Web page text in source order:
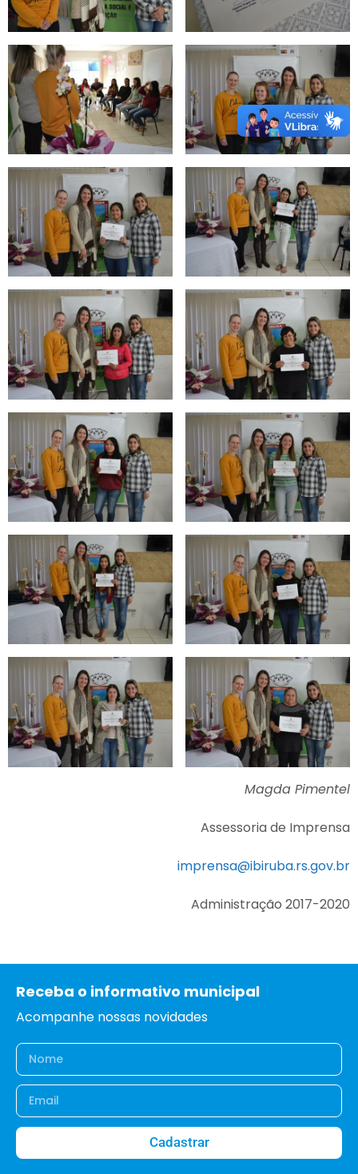
Magda Pimentel
Assessoria de Imprensa
imprensa@ibiruba.rs.gov.br
Administração 2017-2020
Receba o informativo municipal
Acompanhe nossas novidades
Cadastrar